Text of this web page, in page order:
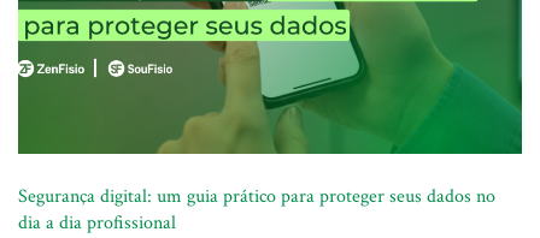
Segurança digital: um guia prático para proteger seus dados no
dia a dia profissional